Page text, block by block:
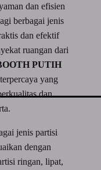
dan efisien
berbagai jenis
dan efektif
ruangan dari
PUTIH
yang
dan
jenis partisi
dengan
ringan, lipat,